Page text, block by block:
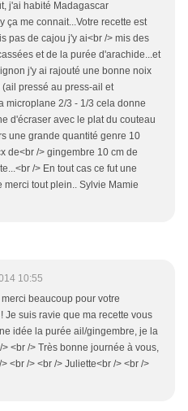
j'ai habité Madagascar
ça me connait...Votre recette est
pas de cajou j'y ai<br /> mis des
et de la purée d'arachide...et
j'y ai rajouté une bonne noix
pressé au press-ail et
microplane 2/3 - 1/3 cela donne
d'écraser avec le plat du couteau
une grande quantité genre 10
de<br /> gingembre 10 cm de
/> En tout cas ce fut une
merci tout plein.. Sylvie Mamie
10:55
merci beaucoup pour votre
Je suis ravie que ma recette vous
idée la purée ail/gingembre, je la
> <br /> Très bonne journée à vous,
<br /> <br /> Juliette<br /> <br />